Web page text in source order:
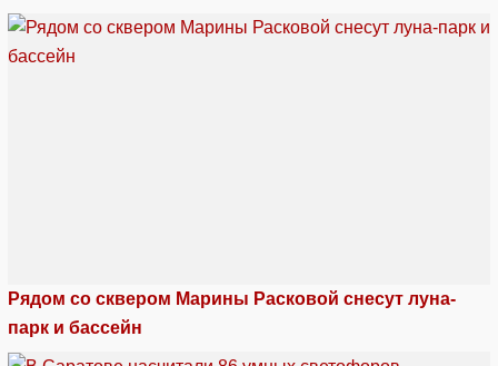
Рядом со сквером Марины Расковой снесут луна-
парк и бассейн